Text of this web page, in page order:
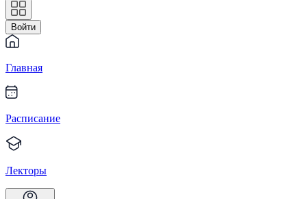
Войти
Главная
Расписание
Лекторы